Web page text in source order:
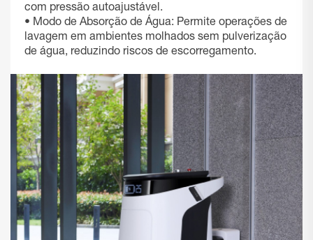
com pressão autoajustável.
• Modo de Absorção de Água: Permite operações de
lavagem em ambientes molhados sem pulverização
de água, reduzindo riscos de escorregamento.